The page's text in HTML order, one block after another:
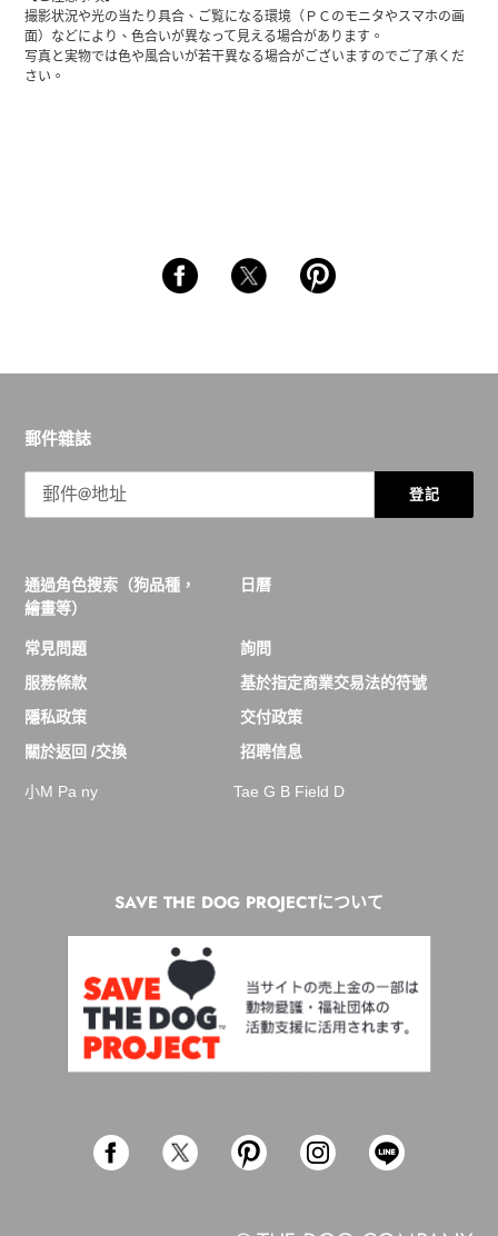
撮影状況や光の当たり具合、ご覧になる環境（ＰＣのモニタやスマホの画
面）などにより、色合いが異なって見える場合があります。
写真と実物では色や風合いが若干異なる場合がございますのでご了承くだ
さい。
郵件雜誌
登記
通過角色搜索（狗品種，
繪畫等）
日曆
常見問題
詢問
服務條款
基於指定商業交易法的符號
隱私政策
交付政策
關於返回 /交換
招聘信息
小M Pa ny Tae G B Field D
SAVE THE DOG PROJECTについて
FacebookTwitter Pinterest InstagramLine